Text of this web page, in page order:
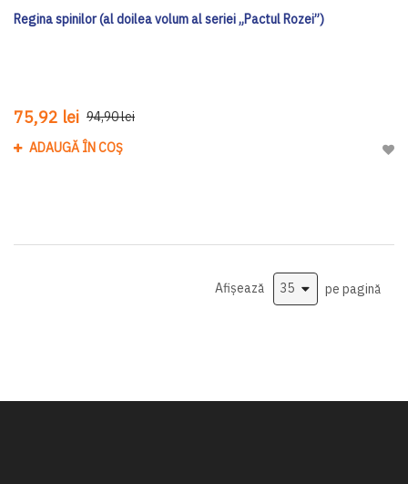
Regina spinilor (al doilea volum al seriei „Pactul Rozei”)
75,92 lei 94,90 lei
ADAUGĂ ÎN COȘ
Afișează pe pagină